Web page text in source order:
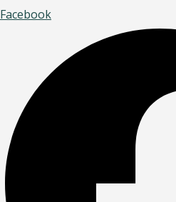
Facebook